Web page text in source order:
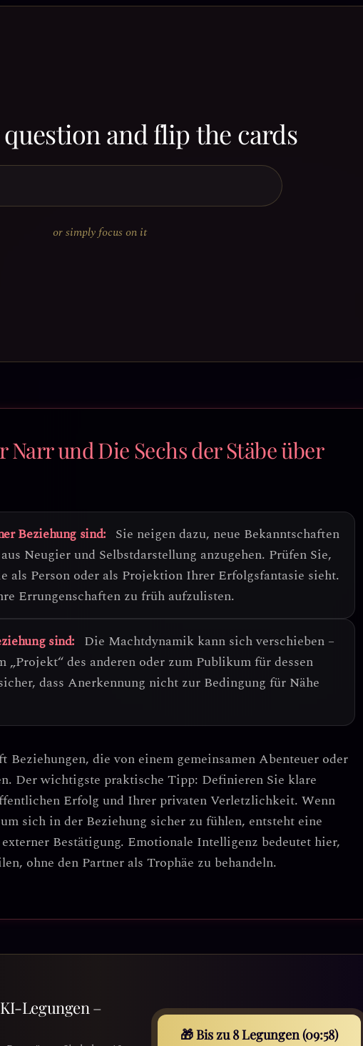
and flip the cards
or simply focus on it
Narr und Die Sechs der Stäbe über
Beziehung sind: Sie neigen dazu, neue Bekanntschaften
Neugier und Selbstdarstellung anzugehen. Prüfen Sie,
als Person oder als Projektion Ihrer Erfolgsfantasie sieht.
Errungenschaften zu früh aufzulisten.
sind: Die Machtdynamik kann sich verschieben –
„Projekt“ des anderen oder zum Publikum für dessen
dass Anerkennung nicht zur Bedingung für Nähe
die von einem gemeinsamen Abenteuer oder
Der wichtigste praktische Tipp: Definieren Sie klare
Erfolg und Ihrer privaten Verletzlichkeit. Wenn
sich in der Beziehung sicher zu fühlen, entsteht eine
Bestätigung. Emotionale Intelligenz bedeutet hier,
ohne den Partner als Trophäe zu behandeln.
Legungen –
🎁 Bis zu 8 Legungen (09:55)